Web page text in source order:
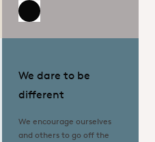
Read more
We dare to be
different
We encourage ourselves
and others to go off the